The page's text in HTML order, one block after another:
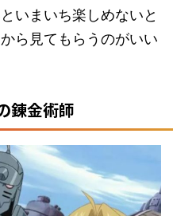
いまいち楽しめないと
ら見てもらうのがいい
錬金術師